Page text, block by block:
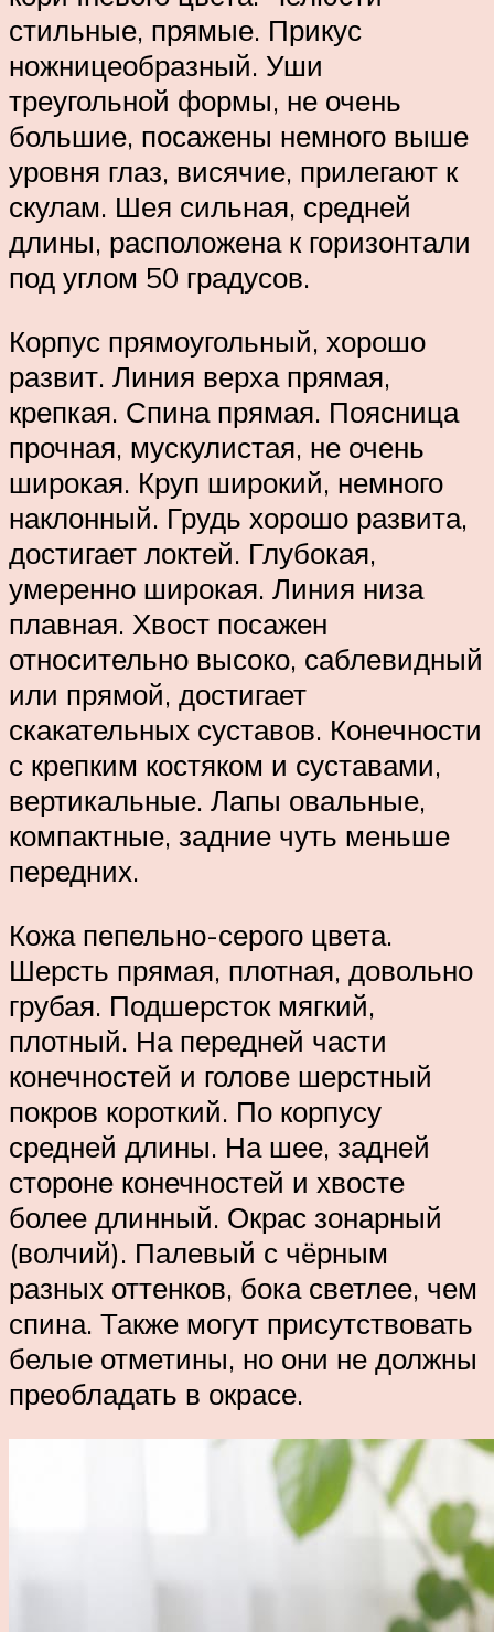
стильные, прямые. Прикус
ножницеобразный. Уши
треугольной формы, не очень
большие, посажены немного выше
уровня глаз, висячие, прилегают к
скулам. Шея сильная, средней
длины, расположена к горизонтали
под углом 50 градусов.
Корпус прямоугольный, хорошо
развит. Линия верха прямая,
крепкая. Спина прямая. Поясница
прочная, мускулистая, не очень
широкая. Круп широкий, немного
наклонный. Грудь хорошо развита,
достигает локтей. Глубокая,
умеренно широкая. Линия низа
плавная. Хвост посажен
относительно высоко, саблевидный
или прямой, достигает
скакательных суставов. Конечности
с крепким костяком и суставами,
вертикальные. Лапы овальные,
компактные, задние чуть меньше
передних.
Кожа пепельно-серого цвета.
Шерсть прямая, плотная, довольно
грубая. Подшерсток мягкий,
плотный. На передней части
конечностей и голове шерстный
покров короткий. По корпусу
средней длины. На шее, задней
стороне конечностей и хвосте
более длинный. Окрас зонарный
(волчий). Палевый с чёрным
разных оттенков, бока светлее, чем
спина. Также могут присутствовать
белые отметины, но они не должны
преобладать в окрасе.